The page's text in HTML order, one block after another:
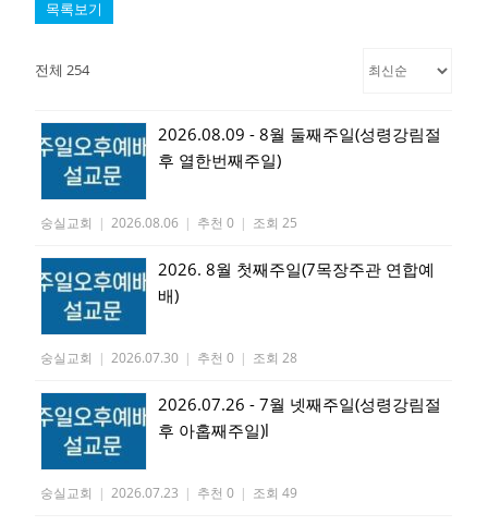
목록보기
전체 254
2026.08.09 - 8월 둘째주일(성령강림절
후 열한번째주일)
숭실교회 | 2026.08.06 | 추천 0 | 조회 25
2026. 8월 첫째주일(7목장주관 연합예
배)
숭실교회 | 2026.07.30 | 추천 0 | 조회 28
2026.07.26 - 7월 넷째주일(성령강림절
후 아홉째주일)l
숭실교회 | 2026.07.23 | 추천 0 | 조회 49